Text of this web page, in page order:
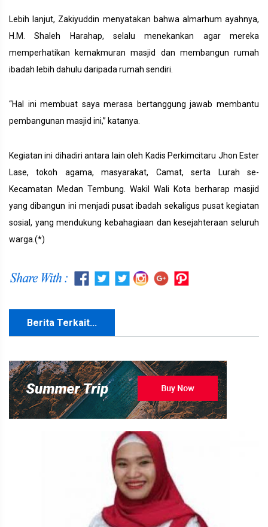
Lebih lanjut, Zakiyuddin menyatakan bahwa almarhum ayahnya,
H.M. Shaleh Harahap, selalu menekankan agar mereka
memperhatikan kemakmuran masjid dan membangun rumah
ibadah lebih dahulu daripada rumah sendiri.
“Hal ini membuat saya merasa bertanggung jawab membantu
pembangunan masjid ini,” katanya.
Kegiatan ini dihadiri antara lain oleh Kadis Perkimcitaru Jhon Ester
Lase, tokoh agama, masyarakat, Camat, serta Lurah se-
Kecamatan Medan Tembung. Wakil Wali Kota berharap masjid
yang dibangun ini menjadi pusat ibadah sekaligus pusat kegiatan
sosial, yang mendukung kebahagiaan dan kesejahteraan seluruh
warga.(*)
Berita Terkait...